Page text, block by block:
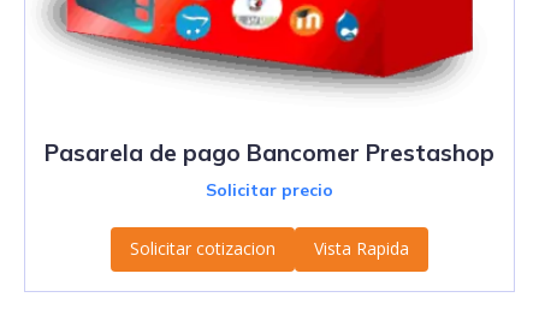
Pasarela de pago Bancomer Prestashop
Solicitar precio
Solicitar cotizacion Vista Rapida